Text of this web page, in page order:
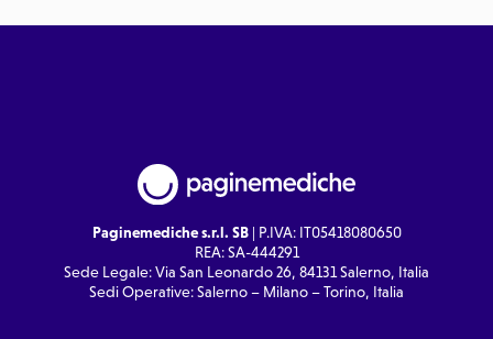
Paginemediche s.r.l. SB| P.IVA: IT05418080650
REA: SA-444291
Sede Legale: Via San Leonardo 26, 84131 Salerno, Italia
Sedi Operative: Salerno – Milano – Torino, Italia